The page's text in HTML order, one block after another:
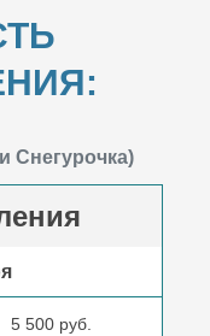
Снегурочка)
5 500 руб.